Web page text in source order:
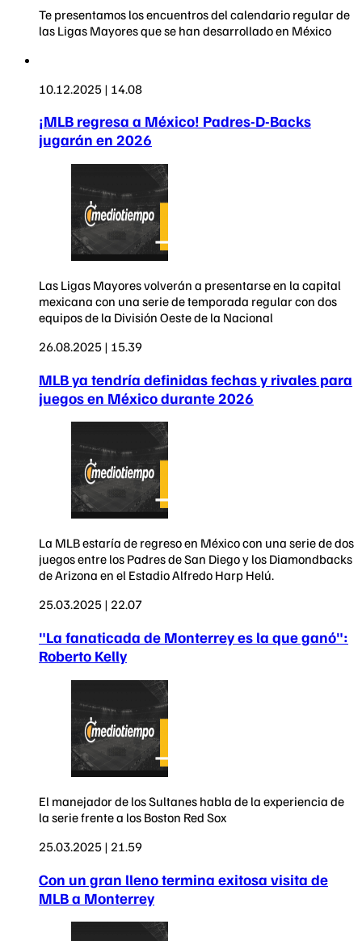
Te presentamos los encuentros del calendario regular de
las Ligas Mayores que se han desarrollado en México
10.12.2025 | 14.08
¡MLB regresa a México! Padres-D-Backs
jugarán en 2026
Las Ligas Mayores volverán a presentarse en la capital
mexicana con una serie de temporada regular con dos
equipos de la División Oeste de la Nacional
26.08.2025 | 15.39
MLB ya tendría definidas fechas y rivales para
juegos en México durante 2026
La MLB estaría de regreso en México con una serie de dos
juegos entre los Padres de San Diego y los Diamondbacks
de Arizona en el Estadio Alfredo Harp Helú.
25.03.2025 | 22.07
"La fanaticada de Monterrey es la que ganó":
Roberto Kelly
El manejador de los Sultanes habla de la experiencia de
la serie frente a los Boston Red Sox
25.03.2025 | 21.59
Con un gran lleno termina exitosa visita de
MLB a Monterrey